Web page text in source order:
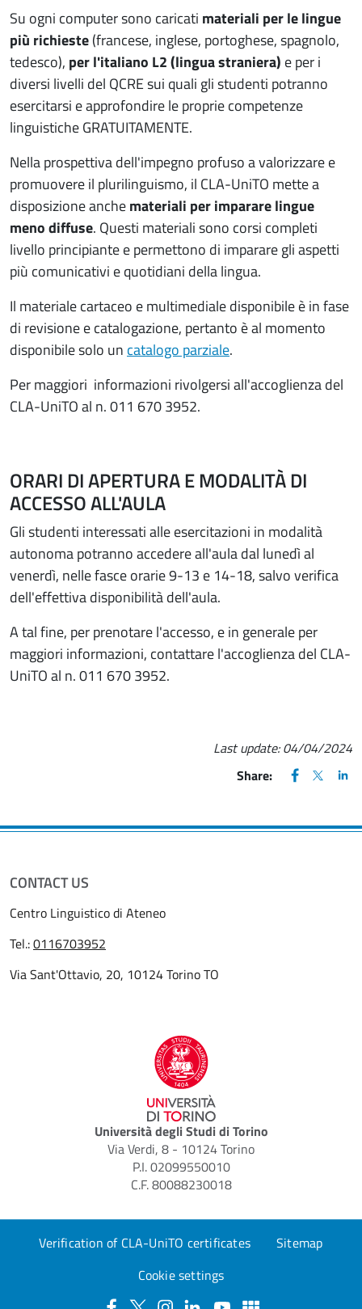
Su ogni computer sono caricati materiali per le lingue
più richieste(francese, inglese, portoghese, spagnolo,
tedesco), per l'italiano L2 (lingua straniera) e per i
diversi livelli del QCRE sui quali gli studenti potranno
esercitarsi e approfondire le proprie competenze
linguistiche GRATUITAMENTE.
Nella prospettiva dell'impegno profuso a valorizzare e
promuovere il plurilinguismo, il CLA-UniTO mette a
disposizione anchemateriali per imparare lingue
meno diffuse. Questi materiali sono corsi completi
livello principiante e permettono di imparare gli aspetti
più comunicativi e quotidiani della lingua.
Il materiale cartaceo e multimediale disponibile è in fase
di revisione e catalogazione, pertanto è al momento
disponibile solo un catalogo parziale.
Per maggiori informazioni rivolgersi all'accoglienza del
CLA-UniTO al n. 011 670 3952.
ORARI DI APERTURA E MODALITÀ DI
ACCESSO ALL'AULA
Gli studenti interessati alle esercitazioni in modalità
autonoma potranno accedere all'aula dal lunedì al
venerdì, nelle fasce orarie 9-13 e 14-18, salvo verifica
dell'effettiva disponibilità dell'aula.
A tal fine, per prenotare l'accesso, e in generale per
maggiori informazioni, contattare l'accoglienza del CLA-
UniTO al n. 011 670 3952.
Last update:04/04/2024
Share:
FACEBOOK
(apre una
X
(apre
CONTACT US
Centro Linguistico di Ateneo
Tel.:0116703952
Via Sant'Ottavio, 20, 10124 Torino TO
Università degli Studi di Torino
Via Verdi, 8 - 10124 Torino
P.I. 02099550010
C.F. 80088230018
Verification of CLA-UniTO certificates
Sitemap
Cookie settings